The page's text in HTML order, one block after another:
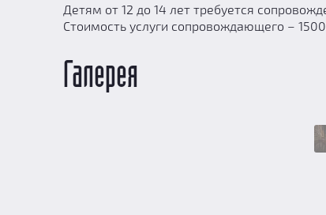
Детям от 12 до 14 лет требуется
Стоимость услуги сопровождающего –
Галерея